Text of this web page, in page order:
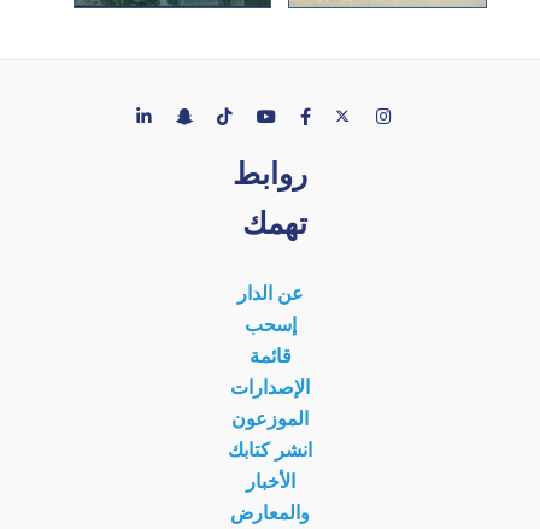
روابط
تهمك
عن الدار
إسحب
قائمة
الإصدارات
الموزعون
انشر كتابك
الأخبار
والمعارض